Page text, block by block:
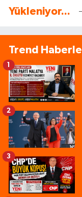
Yükleniyor...
Trend
1
2
3